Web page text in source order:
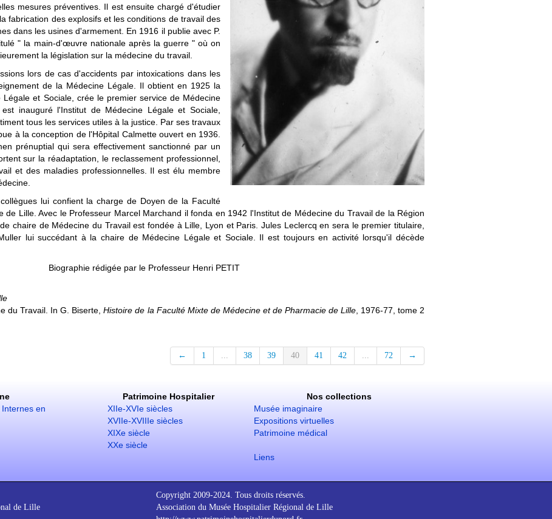
mesures préventives. Il est ensuite chargé d'étudier
fabrication des explosifs et les conditions de travail des
dans les usines d'armement. En 1916 il publie avec P.
" la main-d'œuvre nationale après la guerre " où on
la législation sur la médecine du travail.
lors de cas d'accidents par intoxications dans les
de la Médecine Légale. Il obtient en 1925 la
et Sociale, crée le premier service de Médecine
inauguré l'Institut de Médecine Légale et Sociale,
tous les services utiles à la justice. Par ses travaux
à la conception de l'Hôpital Calmette ouvert en 1936.
prénuptial qui sera effectivement sanctionné par un
sur la réadaptation, le reclassement professionnel,
et des maladies professionnelles. Il est élu membre
lui confient la charge de Doyen de la Faculté
de Lille. Avec le Professeur Marcel Marchand il fonda en 1942 l'Institut de Médecine du Travail de la Région
chaire de Médecine du Travail est fondée à Lille, Lyon et Paris. Jules Leclercq en sera le premier titulaire,
lui succédant à la chaire de Médecine Légale et Sociale. Il est toujours en activité lorsqu'il décède
Biographie rédigée par le Professeur Henri PETIT
du Travail. In G. Biserte,Histoire de la Faculté Mixte de Médecine et de Pharmacie de Lille, 1976-77, tome 2
← 1 ... 38 39 40 41 42 ... 72 →
en
Patrimoine Hospitalier
XIIe-XVIe siècles
XVIIe-XVIIIe siècles
XIXe siècle
XXe siècle
Nos collections
Musée imaginaire
Expositions virtuelles
Patrimoine médical
Liens
de Lille
Copyright 2009-2024. Tous droits réservés.
Association du Musée Hospitalier Régional de Lille